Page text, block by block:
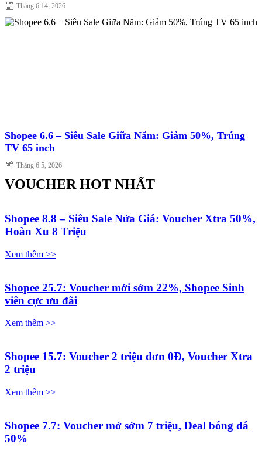
Posted
Tháng 6 14, 2026
Shopee 6.6 – Siêu Sale Giữa Năm: Giảm 50%, Trúng
TV 65 inch
Posted
Tháng 6 5, 2026
VOUCHER HOT NHẤT
Shopee 8.8 – Siêu Sale Nửa Giá: Voucher Xtra 50%,
Hoàn Xu 8 Triệu
Xem thêm >>
Shopee 25.7: Voucher mới sớm 22%, Shopee Sinh
viên cực ưu đãi
Xem thêm >>
Shopee 15.7: Voucher 2 triệu đơn 0Đ, Voucher Xtra
2 triệu
Xem thêm >>
Shopee 7.7: Voucher mở sớm 7 triệu, Deal bóng đá
50%